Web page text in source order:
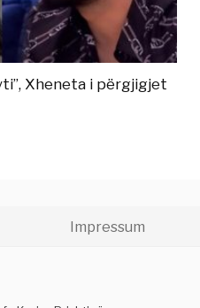
Xheneta i përgjigjet
Impressum